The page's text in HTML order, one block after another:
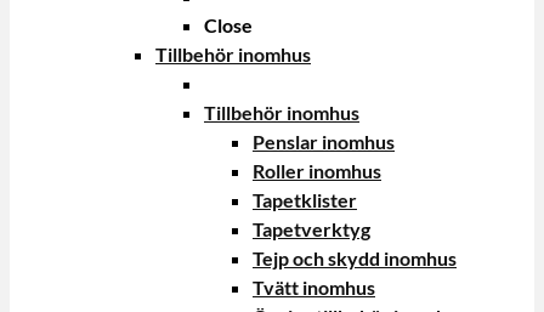
Close
Tillbehör inomhus
Tillbehör inomhus
Penslar inomhus
Roller inomhus
Tapetklister
Tapetverktyg
Tejp och skydd inomhus
Tvätt inomhus